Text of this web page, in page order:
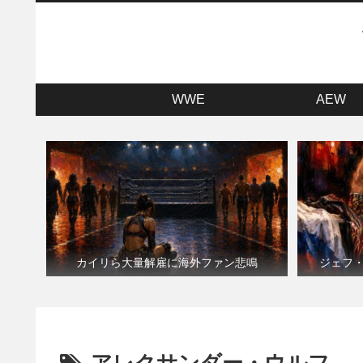
WWE AEW
カイリら大量解雇に海外ファン悲鳴 ジェフ